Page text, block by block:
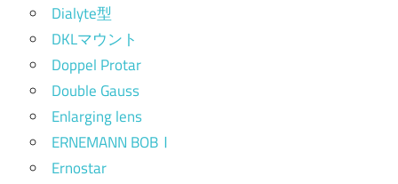
Dialyte型
DKLマウント
Doppel Protar
Double Gauss
Enlarging lens
ERNEMANN BOBⅠ
Ernostar